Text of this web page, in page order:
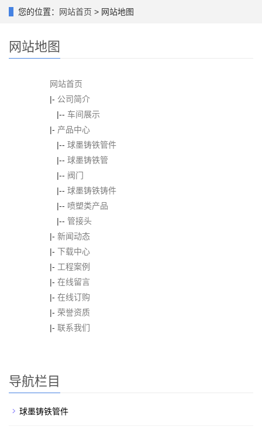
您的位置： 网站首页 > 网站地图
网站地图
网站首页
|- 公司简介
|-- 车间展示
|- 产品中心
|-- 球墨铸铁管件
|-- 球墨铸铁管
|-- 阀门
|-- 球墨铸铁铸件
|-- 喷塑类产品
|-- 管接头
|- 新闻动态
|- 下载中心
|- 工程案例
|- 在线留言
|- 在线订购
|- 荣誉资质
|- 联系我们
导航栏目
球墨铸铁管件